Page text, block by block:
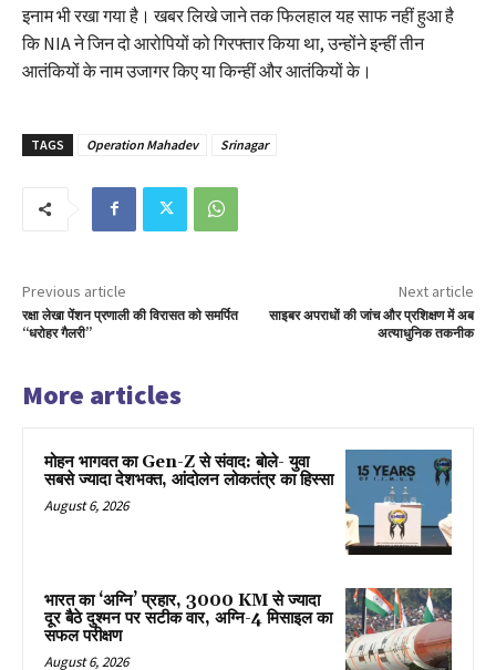
इनाम भी रखा गया है। खबर लिखे जाने तक फिलहाल यह साफ नहीं हुआ है
कि NIA ने जिन दो आरोपियों को गिरफ्तार किया था, उन्होंने इन्हीं तीन
आतंकियों के नाम उजागर किए या किन्हीं और आतंकियों के।
TAGS Operation Mahadev Srinagar
Previous article
रक्षा लेखा पेंशन प्रणाली की विरासत को समर्पित
“धरोहर गैलरी”
Next article
साइबर अपराधों की जांच और प्रशिक्षण में अब
अत्याधुनिक तकनीक
More articles
मोहन भागवत का Gen-Z से संवाद: बोले- युवा
सबसे ज्यादा देशभक्त, आंदोलन लोकतंत्र का हिस्सा
August 6, 2026
भारत का ‘अग्नि’ प्रहार, 3000 KM से ज्यादा
दूर बैठे दुश्मन पर सटीक वार, अग्नि-4 मिसाइल का
सफल परीक्षण
August 6, 2026